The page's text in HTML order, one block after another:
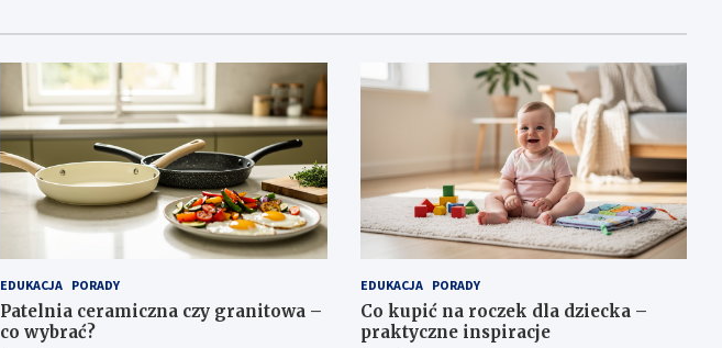
EDUKACJA PORADY
Patelnia ceramiczna czy granitowa –
co wybrać?
EDUKACJA PORADY
Co kupić na roczek dla dziecka –
praktyczne inspiracje